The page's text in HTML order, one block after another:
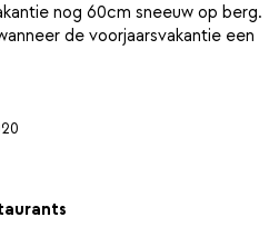
nog 60cm sneeuw op berg.
de voorjaarsvakantie een